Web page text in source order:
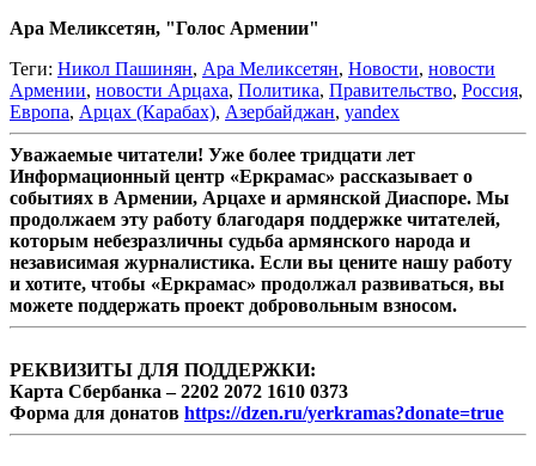
Ара Меликсетян, "Голос Армении"
Теги: Никол Пашинян, Ара Меликсетян, Новости, новости
Армении, новости Арцаха, Политика, Правительство, Россия,
Европа, Арцах (Карабах), Азербайджан, yandex
Уважаемые читатели! Уже более тридцати лет
Информационный центр «Еркрамас» рассказывает о
событиях в Армении, Арцахе и армянской Диаспоре. Мы
продолжаем эту работу благодаря поддержке читателей,
которым небезразличны судьба армянского народа и
независимая журналистика. Если вы цените нашу работу
и хотите, чтобы «Еркрамас» продолжал развиваться, вы
можете поддержать проект добровольным взносом.
РЕКВИЗИТЫ ДЛЯ ПОДДЕРЖКИ:
Карта Сбербанка – 2202 2072 1610 0373
Форма для донатов https://dzen.ru/yerkramas?donate=true